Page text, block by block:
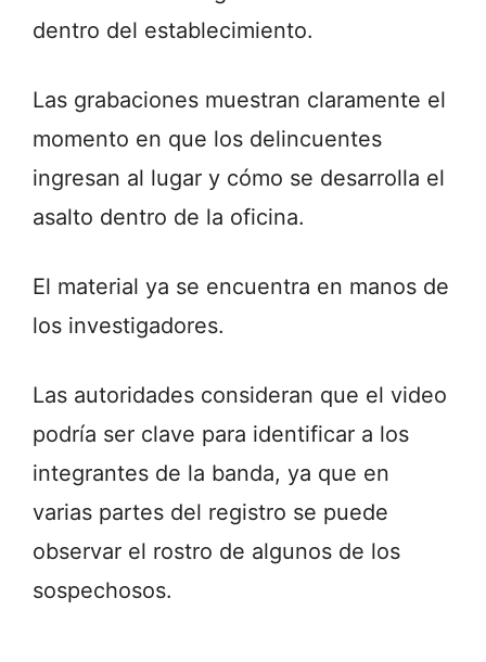
dentro del establecimiento.
Las grabaciones muestran claramente el
momento en que los delincuentes
ingresan al lugar y cómo se desarrolla el
asalto dentro de la oficina.
El material ya se encuentra en manos de
los investigadores.
Las autoridades consideran que el video
podría ser clave para identificar a los
integrantes de la banda, ya que en
varias partes del registro se puede
observar el rostro de algunos de los
sospechosos.